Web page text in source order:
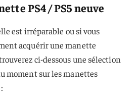
PS4 / PS5 neuve
est irréparable ou si vous
acquérir une manette
ci-dessous une sélection
moment sur les manettes